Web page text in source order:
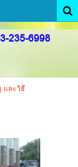
235-6998
และวิธี